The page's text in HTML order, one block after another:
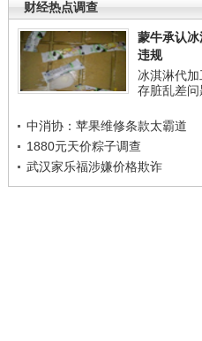
财经热点调查
蒙牛承认
违规
冰淇淋代
存脏乱差问
中消协：苹果维修条款太霸道
1880元天价粽子调查
武汉家乐福涉嫌价格欺诈